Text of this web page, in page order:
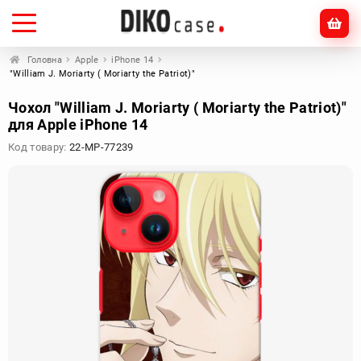
Головна Apple
iPhone 14
"William J. Moriarty ( Moriarty the Patriot)"
Чохол "William J. Moriarty ( Moriarty the Patriot)"
для Apple iPhone 14
Код товару: 22-MP-77239